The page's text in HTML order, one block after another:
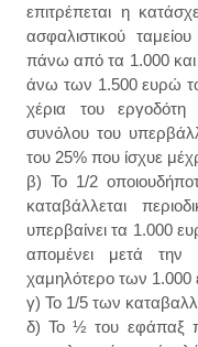
επιτρέπεται η
ασφαλιστικού
πάνω από τα 1.000
άνω των 1.500 ευρώ
χέρια του εργοδότη
συνόλου του
του 25% που ίσχυε
β) Το 1/2
καταβάλλεται
υπερβαίνει τα 1.000
απομένει μετά την
χαμηλότερο των 1.000
γ) Το 1/5 των
δ) Το ½ του εφάπαξ